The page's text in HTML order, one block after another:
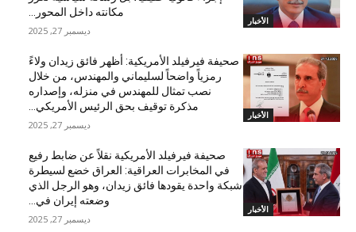
الأخبار
مكانته داخل المحور...
ديسمبر 27, 2025
الأخبار
صحيفة فيرفيلد الأمريكية: أظهر فائق زيدان ولاءً
رمزياً واضحاً لسليماني والمهندس، من خلال
نصب تمثال للمهندس في منزله، وإصداره
مذكرة توقيف بحق الرئيس الأمريكي...
ديسمبر 27, 2025
الأخبار
صحيفة فيرفيلد الأمريكية نقلاً عن ضابط رفيع
في المخابرات العراقية: العراق خضع لسيطرة
شبكة واحدة يقودها فائق زيدان، وهو الرجل الذي
وضعته إيران في...
ديسمبر 27, 2025